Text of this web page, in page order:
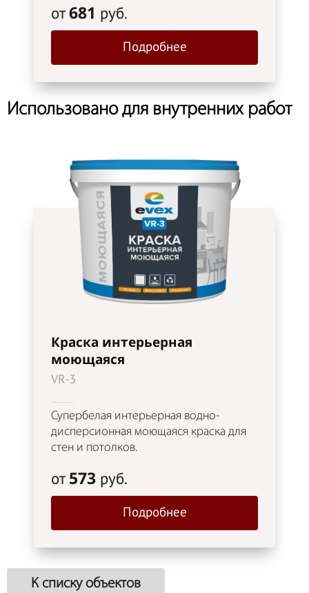
от 681 руб.
Подробнее
Использовано для внутренних работ
Краска интерьерная
моющаяся
VR-3
Супербелая интерьерная водно-
дисперсионная моющаяся краска для
стен и потолков.
от 573 руб.
Подробнее
К списку объектов